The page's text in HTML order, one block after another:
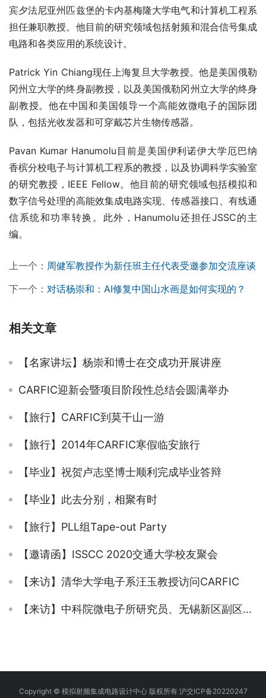
宾夕法尼亚州匹兹堡的卡内基梅隆大学电气和计算机工程系
担任兼职教授。他目前的研究领域包括射频和混合信号集成
电路和各类应用的系统设计。
Patrick Yin Chiang现任上海复旦大学教授。他是美国俄勒
冈州立大学的终身副教授，以及美国俄勒冈州立大学的终身
副教授。他在中国和美国领导一个高能效微电子的国际团
队，包括光收发器和可穿戴芯片生物传感器。
Pavan Kumar Hanumolu目前是美国伊利诺伊大学厄巴纳
香槟分校电子与计算机工程系的教授，以及协调科学实验室
的研究教授，IEEE Fellow。他目前的研究领域包括模拟和
数字信号处理的高能效集成电路实现、传感器接口、有线通
信系统和功率转换。此外，Hanumolu还担任JSSC的主
编。
上一个： 周健军教授作为新任班主任代表受邀参加交流座谈
下一个： 对话杨崇和：AI修复中国山水画是如何实现的？
相关文章
【名家讲坛】杨崇和博士在交成功开展讲座
CARFIC迎新会暨项目阶段性总结会圆满举办
【旅行】CARFIC到莫干山一游
【旅行】2014年CARFIC寒假临安旅行
【毕业】祝贺卢志坚博士顺利完成毕业答辩
【毕业】此去分别，相聚有时
【旅行】PLL组Tape-out Party
【邀请函】ISSCC 2020交通大学校友聚会
【来访】清华大学电子系汪玉教授访问CARFIC
【来访】中科院微电子所研究员、无锡新区副区长樊晓华一行访问CARFIC
Copyright © 模拟射频集成电路设计中心 版权所有 沪交ICP备20220247